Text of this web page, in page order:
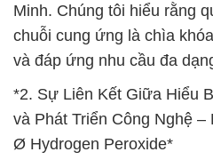
Minh. Chúng tôi hiểu rằng
chuỗi cung ứng là chìa
và đáp ứng nhu cầu đa
*2. Sự Liên Kết Giữa Hiểu
và Phát Triển Công Nghệ –
Ø Hydrogen Peroxide*